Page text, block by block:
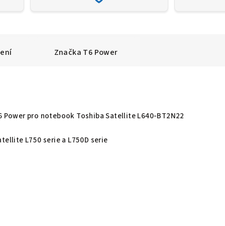
Značka T6 Power
pro notebook Toshiba Satellite L640-BT2N22
L750 serie a L750D serie